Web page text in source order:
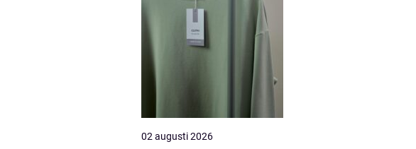
02 augusti 2026